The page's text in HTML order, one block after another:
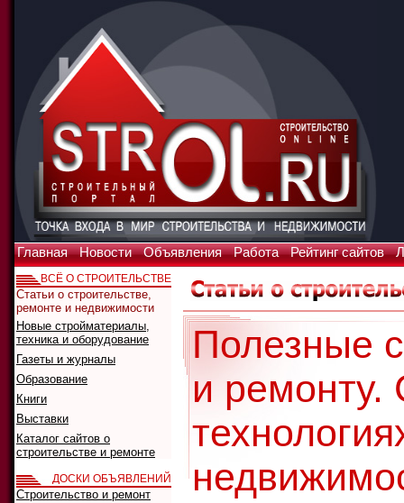
Главная Новости Объявления Работа Рейтинг сайтов
Полезные
и ремонту.
ВСЁ О СТРОИТЕЛЬСТВЕ
Статьи о строительстве,
ремонте и недвижимости
Новые стройматериалы,
техника и оборудование
Газеты и журналы
Образование
Книги
Выставки
Каталог сайтов о
строительстве и ремонте
ДОСКИ ОБЪЯВЛЕНИЙ
Строительство и ремонт